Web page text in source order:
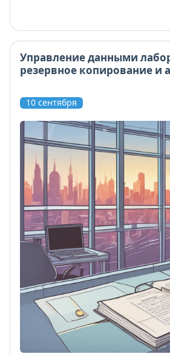
Управление данными
резервное копирование и
10 сентября